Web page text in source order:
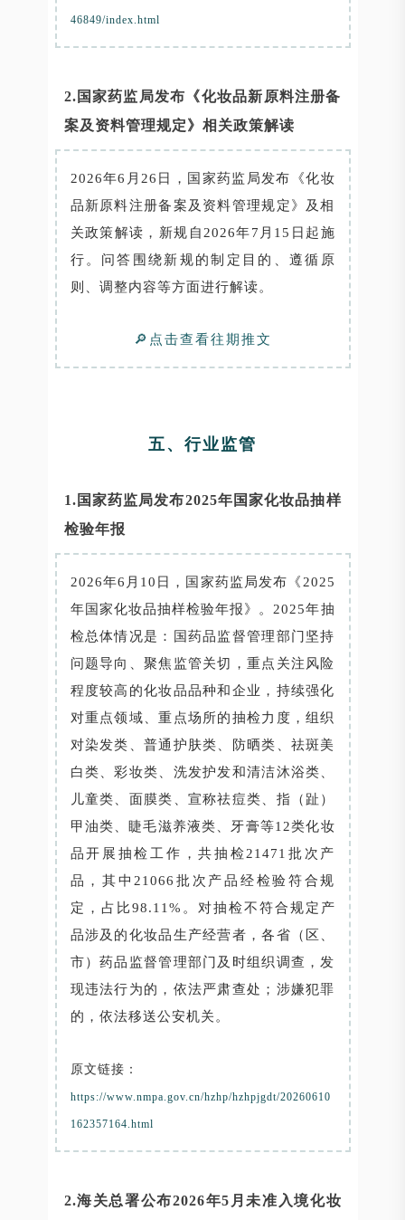
46849/index.html
2.国家药监局发布《化妆品新原料注册备
案及资料管理规定》相关政策解读
2026年6月26日，国家药监局发布《化妆
品新原料注册备案及资料管理规定》及相
关政策解读，新规自2026年7月15日起施
行。问答围绕新规的制定目的、遵循原
则、调整内容等方面进行解读。
🔎点击查看往期推文
五、行业监管
1.国家药监局发布2025年国家化妆品抽样
检验年报
2026年6月10日，国家药监局发布《2025
年国家化妆品抽样检验年报》。2025年抽
检总体情况是：国药品监督管理部门坚持
问题导向、聚焦监管关切，重点关注风险
程度较高的化妆品品种和企业，持续强化
对重点领域、重点场所的抽检力度，组织
对染发类、普通护肤类、防晒类、祛斑美
白类、彩妆类、洗发护发和清洁沐浴类、
儿童类、面膜类、宣称祛痘类、指（趾）
甲油类、睫毛滋养液类、牙膏等12类化妆
品开展抽检工作，共抽检21471批次产
品，其中21066批次产品经检验符合规
定，占比98.11%。对抽检不符合规定产
品涉及的化妆品生产经营者，各省（区、
市）药品监督管理部门及时组织调查，发
现违法行为的，依法严肃查处；涉嫌犯罪
的，依法移送公安机关。
原文链接：
https://www.nmpa.gov.cn/hzhp/hzhpjgdt/20260610
162357164.html
2.海关总署公布2026年5月未准入境化妆